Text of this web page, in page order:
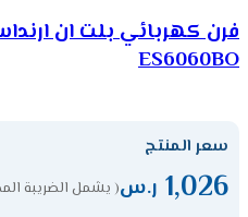
ES6060BO
سعر المنتج
1,026 ر.س( يشمل الضريبة